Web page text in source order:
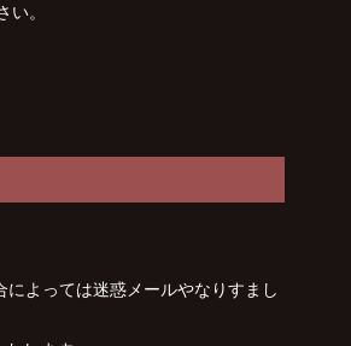
い。
よっては迷惑メールやなりすまし